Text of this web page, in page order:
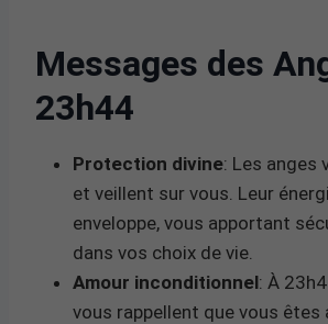
Messages des
23h44
Protection divine: Les anges
et veillent sur vous. Leur
enveloppe, vous apportant
dans vos choix de vie.
Amour inconditionnel: À
vous rappellent que vous êtes